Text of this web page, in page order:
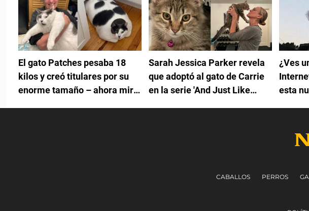
El gato Patches pesaba 18
kilos y creó titulares por su
enorme tamaño – ahora mira
Sarah Jessica Parker revela
que adoptó al gato de Carrie
en la serie 'And Just Like
¿Ves
esta
CABALLOS PERROS